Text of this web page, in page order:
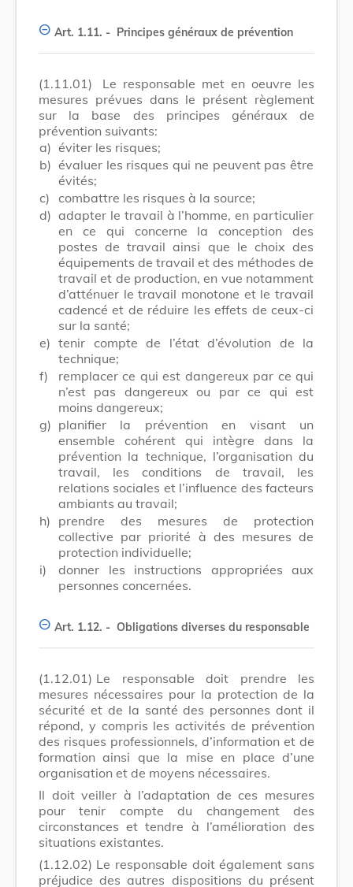
Art. 1.11. - Principes généraux de prévention
(1.11.01)
Le responsable met en oeuvre les
mesures prévues dans le présent règlement
sur la base des principes généraux de
prévention suivants:
a) éviter les risques;
b) évaluer les risques qui ne peuvent pas être
évités;
c) combattre les risques à la source;
d) adapter le travail à l’homme, en particulier
en ce qui concerne la conception des
postes de travail ainsi que le choix des
équipements de travail et des méthodes de
travail et de production, en vue notamment
d’atténuer le travail monotone et le travail
cadencé et de réduire les effets de ceux-ci
sur la santé;
e) tenir compte de l’état d’évolution de la
technique;
f)
remplacer ce qui est dangereux par ce qui
n’est pas dangereux ou par ce qui est
moins dangereux;
g) planifier la prévention en visant un
ensemble cohérent qui intègre dans la
prévention la technique, l’organisation du
travail, les conditions de travail, les
relations sociales et l’influence des facteurs
ambiants au travail;
h) prendre des mesures de protection
collective par priorité à des mesures de
protection individuelle;
i)
donner les instructions appropriées aux
personnes concernées.
Art. 1.12. - Obligations diverses du responsable
(1.12.01) Le responsable doit prendre les
mesures nécessaires pour la protection de la
sécurité et de la santé des personnes dont il
répond, y compris les activités de prévention
des risques professionnels, d’information et de
formation ainsi que la mise en place d’une
organisation et de moyens nécessaires.
Il doit veiller à l’adaptation de ces mesures
pour tenir compte du changement des
circonstances et tendre à l’amélioration des
situations existantes.
(1.12.02) Le responsable doit également sans
préjudice des autres dispositions du présent